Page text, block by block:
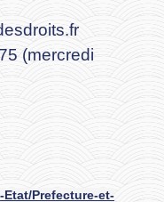
(mercredi
Prefecture-et-